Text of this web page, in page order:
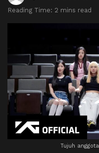
Reading Time: 2 mins read
Tujuh